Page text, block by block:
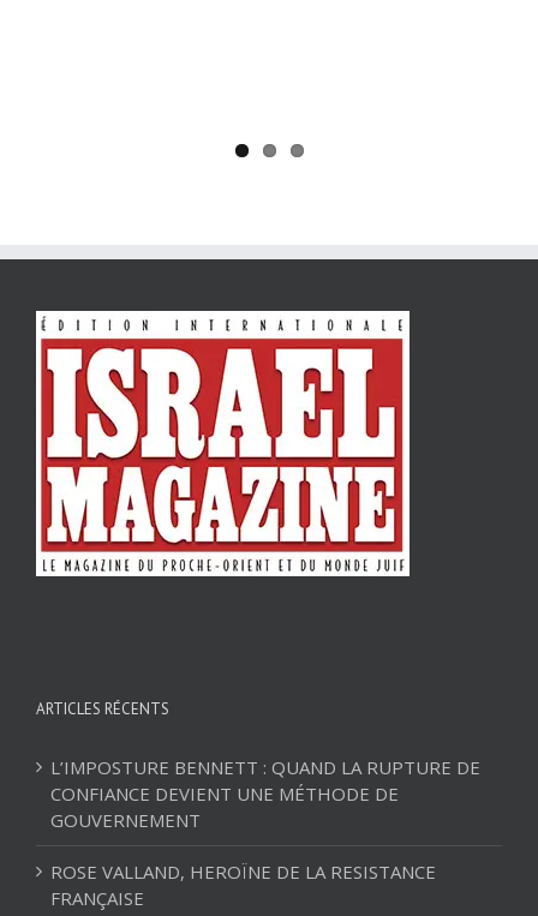
ARTICLES RÉCENTS
L’IMPOSTURE BENNETT : QUAND LA RUPTURE DE
CONFIANCE DEVIENT UNE MÉTHODE DE
GOUVERNEMENT
ROSE VALLAND, HEROÏNE DE LA RESISTANCE
FRANÇAISE